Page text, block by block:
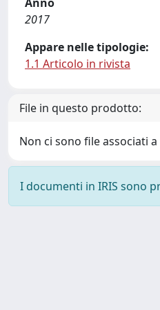
2017
Appare nelle tipologie:
1.1 Articolo in rivista
File in questo prodotto:
Non ci sono file associati
I documenti in IRIS sono